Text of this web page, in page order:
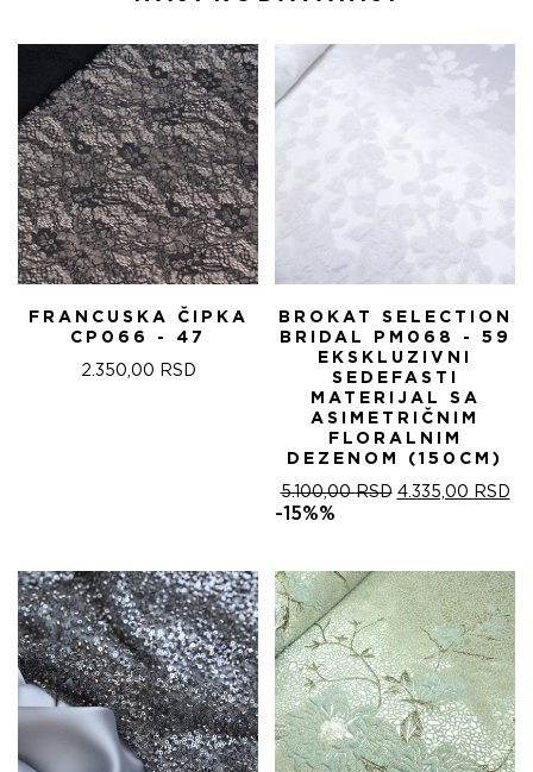
FRANCUSKA ČIPKA
CP066 - 47
2.350,00 RSD
BROKAT SELECTION
BRIDAL PM068 - 59
EKSKLUZIVNI
SEDEFASTI
MATERIJAL SA
ASIMETRIČNIM
FLORALNIM
DEZENOM (150CM)
5.100,00RSD ОРИГИНАЛНА
5.100,00 RSD.
4.335,00 RSD
-15%%